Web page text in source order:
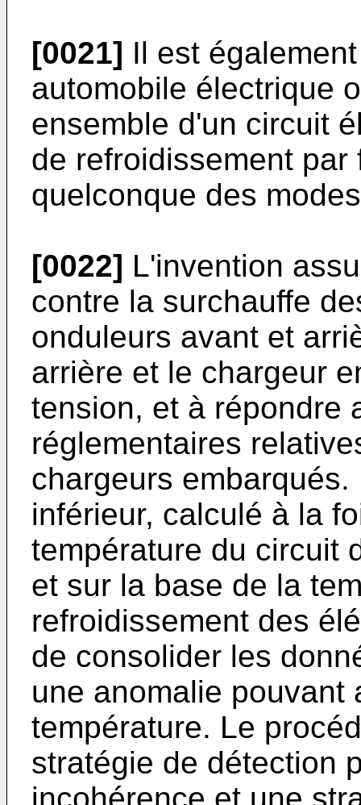
[0021] Il est
automobile électrique
ensemble d'un circuit
de refroidissement
quelconque des
[0022] L'invention
contre la surchauffe
onduleurs avant et
arrière et le chargeur
tension, et à répondre
réglementaires
chargeurs
inférieur, calculé à la
température du circuit
et sur la base de la
refroidissement des
de consolider les
une anomalie pouvant
température. Le
stratégie de détection